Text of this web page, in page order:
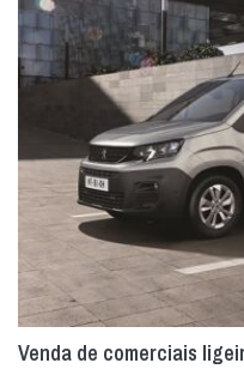
Venda de comerciais